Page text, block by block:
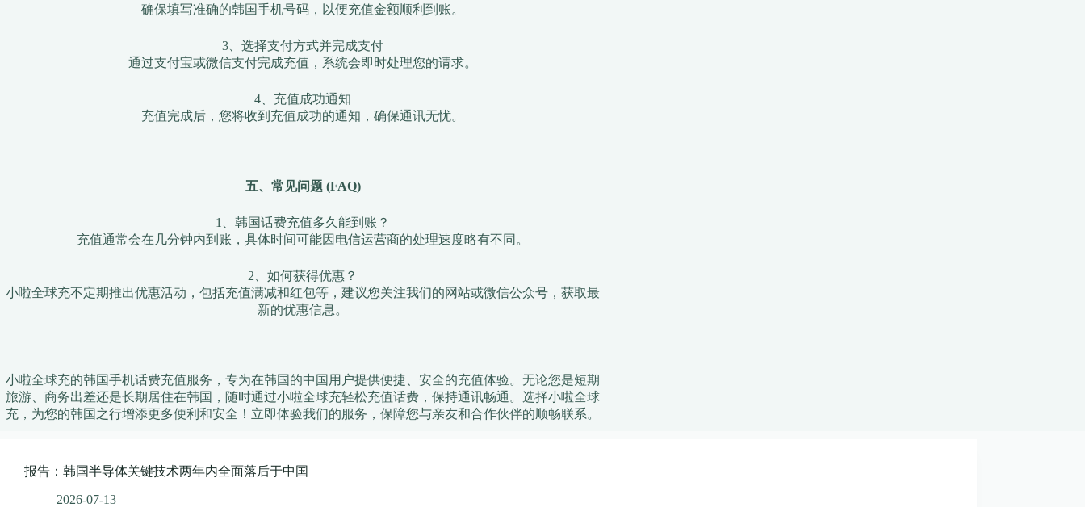
确保填写准确的韩国手机号码，以便充值金额顺利到账。
3、选择支付方式并完成支付
通过支付宝或微信支付完成充值，系统会即时处理您的请求。
4、充值成功通知
充值完成后，您将收到充值成功的通知，确保通讯无忧。
五、常见问题 (FAQ)
1、韩国话费充值多久能到账？
充值通常会在几分钟内到账，具体时间可能因电信运营商的处理速度略有不同。
2、如何获得优惠？
小啦全球充不定期推出优惠活动，包括充值满减和红包等，建议您关注我们的网站或微信公众号，获取最
新的优惠信息。
小啦全球充的韩国手机话费充值服务，专为在韩国的中国用户提供便捷、安全的充值体验。无论您是短期
旅游、商务出差还是长期居住在韩国，随时通过小啦全球充轻松充值话费，保持通讯畅通。选择小啦全球
充，为您的韩国之行增添更多便利和安全！立即体验我们的服务，保障您与亲友和合作伙伴的顺畅联系。
报告：韩国半导体关键技术两年内全面落后于中国
2026-07-13